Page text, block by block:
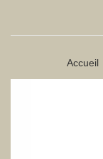
Accueil